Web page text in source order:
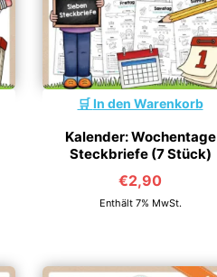
In den Warenkorb
Kalender: Wochentage
Steckbriefe (7 Stück)
€2,90
Enthält 7% MwSt.